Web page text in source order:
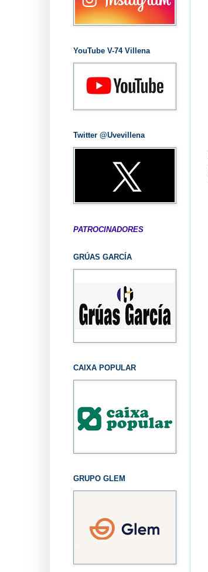
YouTube V-74 Villena
Twitter @Uvevillena
PATROCINADORES
GRÚAS GARCÍA
CAIXA POPULAR
GRUPO GLEM